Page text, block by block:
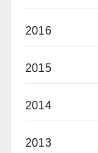
2016
2015
2014
2013